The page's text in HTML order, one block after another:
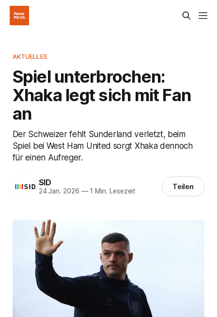
AKTUELLES
Spiel unterbrochen:
Xhaka legt sich mit Fan
an
Der Schweizer fehlt Sunderland verletzt, beim
Spiel bei West Ham United sorgt Xhaka dennoch
für einen Aufreger.
SID
24 Jan. 2026 —1 Min. Lesezeit Teilen